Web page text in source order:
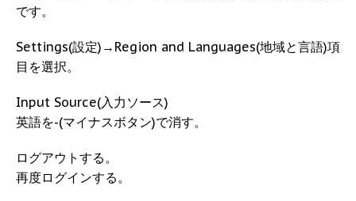
です。
Settings(設定)→Region and Languages(地域と言語)項
目を選択。
Input Source(入力ソース)
英語を-(マイナスボタン)で消す。
ログアウトする。
再度ログインする。